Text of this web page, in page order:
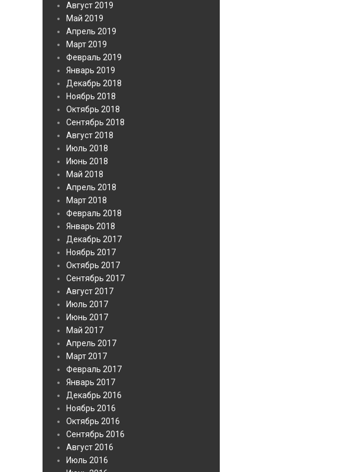
Август 2019
Май 2019
Апрель 2019
Март 2019
Февраль 2019
Январь 2019
Декабрь 2018
Ноябрь 2018
Октябрь 2018
Сентябрь 2018
Август 2018
Июль 2018
Июнь 2018
Май 2018
Апрель 2018
Март 2018
Февраль 2018
Январь 2018
Декабрь 2017
Ноябрь 2017
Октябрь 2017
Сентябрь 2017
Август 2017
Июль 2017
Июнь 2017
Май 2017
Апрель 2017
Март 2017
Февраль 2017
Январь 2017
Декабрь 2016
Ноябрь 2016
Октябрь 2016
Сентябрь 2016
Август 2016
Июль 2016